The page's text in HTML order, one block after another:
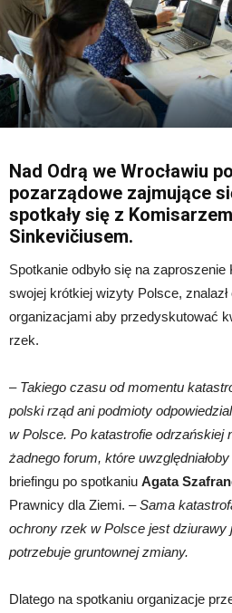
Nad Odrą we Wrocławiu
pozarządowe zajmujące
spotkały się z
Sinkevičiusem.
Spotkanie odbyło się na
swojej krótkiej wizyty Polsce,
organizacjami aby przedyskutować
rzek.
– Takiego czasu od momentu
polski rząd ani podmioty
w Polsce. Po katastrofie odrzańskiej
żadnego forum, które uwzględniałoby
briefingu po spotkaniu Agata
Prawnicy dla Ziemi. –Sama
ochrony rzek w Polsce jest
potrzebuje gruntownej zmiany.
Dlatego na spotkaniu organizacje